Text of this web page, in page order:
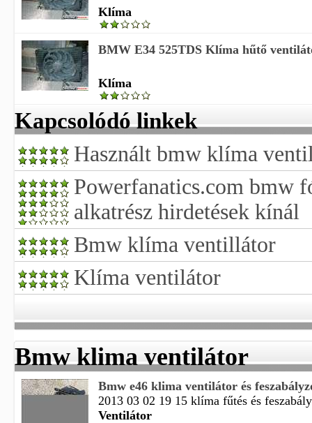
Klíma
BMW E34 525TDS Klíma hűtő
Klíma
Kapcsolódó linkek
Használt bmw klíma
Powerfanatics.com bmw
alkatrész hirdetések kínál
Bmw klíma ventillátor
Klíma ventilátor
Bmw klima ventilátor
Bmw e46 klima ventilátor és
2013 03 02 19 15 klíma fűtés és
Ventilátor